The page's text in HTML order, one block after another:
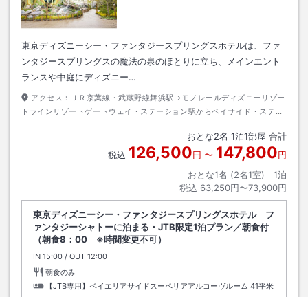
東京ディズニーシー・ファンタジースプリングスホテルは、ファ
ンタジースプリングスの魔法の泉のほとりに立ち、メインエント
ランスや中庭にディズニー…
アクセス：
ＪＲ京葉線・武蔵野線舞浜駅→モノレールディズニーリゾー
トラインリゾートゲートウェイ・ステーション駅からベイサイド・ステー
ション駅下車→徒歩約２分
おとな2名 1泊1部屋 合計
税込 126,500円 〜 147,800円
おとな1名 (2名1室)｜ 1泊
税込 63,250円〜73,900円
東京ディズニーシー・ファンタジースプリングスホテル フ
ァンタジーシャトーに泊まる・JTB限定1泊プラン／朝食付
（朝食8：00 ※時間変更不可）
IN チェックイン
15:00 / OUT チェックアウト
12:00
朝食のみ
【JTB専用】ベイエリアサイドスーペリアアルコーヴルーム 41平米